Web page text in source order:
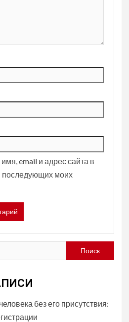
email и адрес сайта в
последующих моих
без его присутствия: